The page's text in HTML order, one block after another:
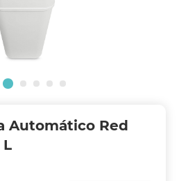
Automático Red
L